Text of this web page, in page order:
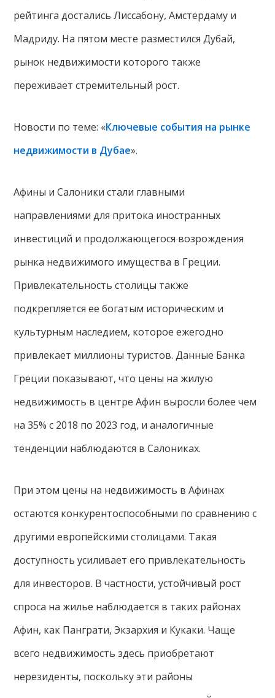
рейтинга достались Лиссабону, Амстердаму и
Мадриду. На пятом месте разместился Дубай,
рынок недвижимости которого также
переживает стремительный рост.
Новости по теме: «Ключевые события на рынке
недвижимости в Дубае».
Афины и Салоники стали главными
направлениями для притока иностранных
инвестиций и продолжающегося возрождения
рынка недвижимого имущества в Греции.
Привлекательность столицы также
подкрепляется ее богатым историческим и
культурным наследием, которое ежегодно
привлекает миллионы туристов. Данные Банка
Греции показывают, что цены на жилую
недвижимость в центре Афин выросли более чем
на 35% с 2018 по 2023 год, и аналогичные
тенденции наблюдаются в Салониках.
При этом цены на недвижимость в Афинах
остаются конкурентоспособными по сравнению с
другими европейскими столицами. Такая
доступность усиливает его привлекательность
для инвесторов. В частности, устойчивый рост
спроса на жилье наблюдается в таких районах
Афин, как Панграти, ​​Экзархия и Кукаки. Чаще
всего недвижимость здесь приобретают
нерезиденты, поскольку эти районы